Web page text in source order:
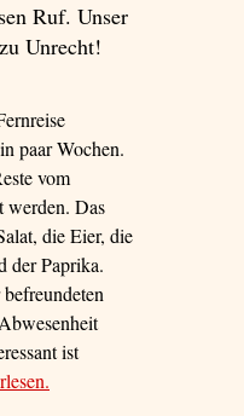
Ruf. Unser
Unrecht!
paar Wochen.
vom
werden. Das
die Eier, die
der Paprika.
ist
– ‘Sie nennen ihn
.